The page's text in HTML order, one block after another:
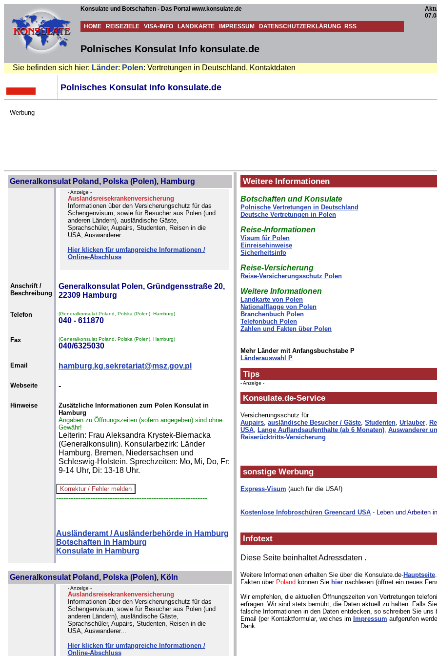
Konsulate und Botschaften - Das Portal www.konsulate.de
HOME REISEZIELE VISA-INFO LANDKARTE IMPRESSUM DATENSCHUTZERKLÄRUNG RSS
Polnisches Konsulat Info konsulate.de
Sie befinden sich hier: Länder: Polen: Vertretungen in Deutschland, Kontaktdaten
Polnisches Konsulat Info konsulate.de
-Werbung-
Generalkonsulat Poland, Polska (Polen), Hamburg
- Anzeige -
Auslandsreisekrankenversicherung
Informationen über den Versicherungschutz für das
Schengenvisum, sowie für Besucher aus Polen (und
anderen Ländern), ausländische Gäste,
Sprachschüler, Aupairs, Studenten, Reisen in die
USA, Auswanderer...
Hier klicken für umfangreiche Informationen /
Online-Abschluss
Anschrift /
Beschreibung
Generalkonsulat Polen, Gründgensstraße 20,
22309 Hamburg
Telefon (Generalkonsulat Poland, Polska (Polen), Hamburg)
040 - 611870
Fax (Generalkonsulat Poland, Polska (Polen), Hamburg)
040/6325030
Email hamburg.kg.sekretariat@msz.gov.pl
Webseite -
Hinweise
Zusätzliche Informationen zum Polen Konsulat in
Hamburg
Angaben zu Öffnungszeiten (sofern angegeben) sind ohne
Gewähr!
Leiterin: Frau Aleksandra Krystek-Biernacka
(Generalkonsulin). Konsularbezirk: Länder
Hamburg, Bremen, Niedersachsen und
Schleswig-Holstein. Sprechzeiten: Mo, Mi, Do, Fr:
9-14 Uhr, Di: 13-18 Uhr.
--------------------------------------------------------------
Ausländeramt / Ausländerbehörde in Hamburg
Botschaften in Hamburg
Konsulate in Hamburg
Generalkonsulat Poland, Polska (Polen), Köln
- Anzeige -
Auslandsreisekrankenversicherung
Informationen über den Versicherungschutz für das
Schengenvisum, sowie für Besucher aus Polen (und
anderen Ländern), ausländische Gäste,
Sprachschüler, Aupairs, Studenten, Reisen in die
USA, Auswanderer...
Hier klicken für umfangreiche Informationen /
Online-Abschluss
Weitere Informationen
Botschaften und Konsulate
Polnische Vertretungen in Deutschland
Deutsche Vertretungen in Polen
Reise-Informationen
Visum für Polen
Einreisehinweise
Sicherheitsinfo
Reise-Versicherung
Reise-Versicherungsschutz Polen
Weitere Informationen
Landkarte von Polen
Nationalflagge von Polen
Branchenbuch Polen
Telefonbuch Polen
Zahlen und Fakten über Polen
Mehr Länder mit Anfangsbuchstabe P
Länderauswahl P
Tips
- Anzeige -
Konsulate.de-Service
Versicherungsschutz für
Aupairs, ausländische Besucher / Gäste, Studenten, Urlauber,
USA, Lange Auflandsaufenthalte (ab 6 Monaten), Auswanderer
Reiserücktritts-Versicherung
sonstige Werbung
Express-Visum (auch für die USA!)
Kostenlose Infobroschüren Greencard USA - Leben und Arbeiten
Infotext
Diese Seite beinhaltet Adressdaten .
Weitere Informationen erhalten Sie über die Konsulate.de-Hauptseite
Fakten über Poland können Sie hier nachlesen (öffnet ein neues
Wir empfehlen, die aktuellen Öffnungszeiten von Vertretungen
erfragen. Wir sind stets bemüht, die Daten aktuell zu halten. Falls
falsche Informationen in den Daten entdecken, so schreiben Sie uns
Email (per Kontaktformular, welches im Impressum aufgerufen
Dank.